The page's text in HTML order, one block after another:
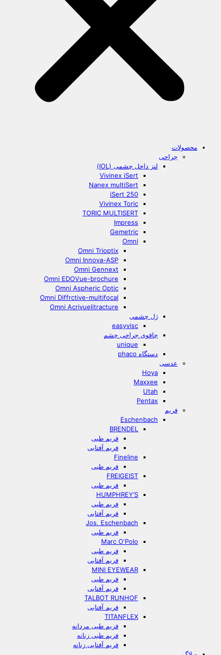
محصولات
جراحی
لنز داخل چشمی (IOL)
Vivinex iSert
Nanex multiSert
iSert 250
Vivinex Toric
TORIC MULTISERT
Impress
Gemetric
Omni
Omni Trioptix
Omni Innova-ASP
Omni Gennext
Omni EDOVue-brochure
Omni Aspheric Optic
Omni Diffrctive-multifocal
Omni Acrivuelitracture
ژل چشمی
easyvisc
چاقوی جراحی چشم
unique
دستگاه phaco
عدسی
Hoya
Maxxee
Utah
Pentax
فریم
Eschenbach
BRENDEL
فریم طبی
فریم آفتابی
Fineline
فریم طبی
FREIGEIST
فریم طبی
HUMPHREY’S
فریم طبی
فریم آفتابی
Jos. Eschenbach
فریم طبی
Marc O‘Polo
فریم طبی
فریم آفتابی
MINI EYEWEAR
فریم طبی
فریم آفتابی
TALBOT RUNHOF
فریم آفتابی
TITANFLEX
فریم طبی مردانه
فریم طبی زنانه
فریم آفتابی زنانه